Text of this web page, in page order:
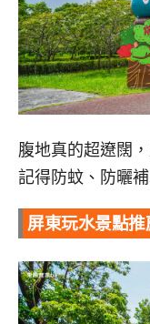
腹地真的超遼闊
記得防蚊、防曬補
屏東玩水景點